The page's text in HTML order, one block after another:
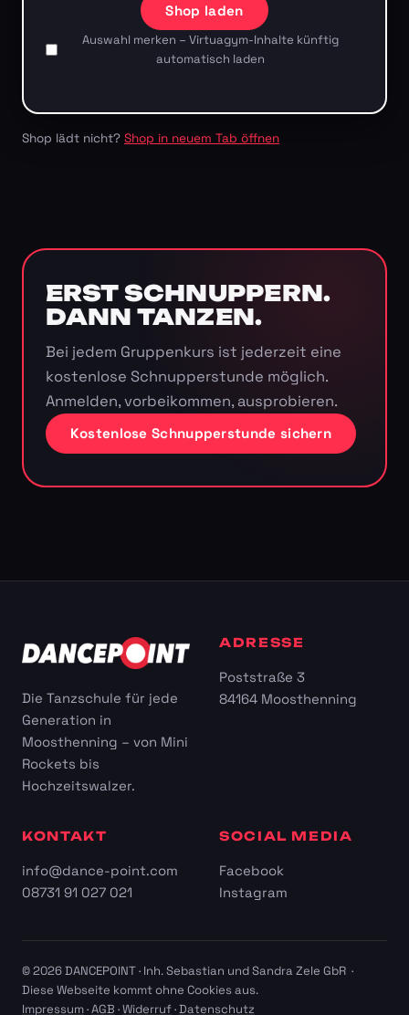
Shop laden
Auswahl merken – Virtuagym-Inhalte künftig
automatisch laden
Shop lädt nicht? Shop in neuem Tab öffnen
ERST SCHNUPPERN.
DANN TANZEN.
Bei jedem Gruppenkurs ist jederzeit eine
kostenlose Schnupperstunde möglich.
Anmelden, vorbeikommen, ausprobieren.
Kostenlose Schnupperstunde sichern
Die Tanzschule für jede
Generation in
Moosthenning – von Mini
Rockets bis
Hochzeitswalzer.
ADRESSE
Poststraße 3
84164 Moosthenning
KONTAKT
info@dance-point.com
08731 91 027 021
SOCIAL MEDIA
Facebook
Instagram
© 2026 DANCEPOINT · Inh. Sebastian und Sandra Zele GbR ·
Diese Webseite kommt ohne Cookies aus.
Impressum·AGB ·Widerruf·Datenschutz